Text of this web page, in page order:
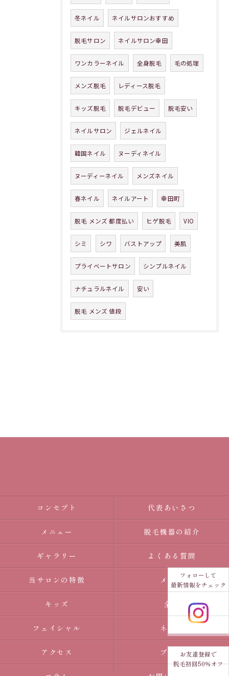
冬ネイル ネイルサロンおすすめ
脱毛サロン ネイルサロン幸田
ワンカラーネイル 全身脱毛 毛の処理
メンズ脱毛 レディース脱毛
キッズ脱毛 脱毛デビュー 脱毛安い
ネイルサロン ジェルネイル
韓国ネイル ヌーディネイル
ヌーディーネイル メンズネイル
春ネイル ネイルアート 幸田町
脱毛 メンズ 都度払い ヒゲ脱毛 VIO
シミ シワ バストアップ 美肌
プライベートサロン シンプルネイル
ナチュラルネイル 安い
脱毛 メンズ 値段
フォローして
最新情報をチェック
お友達登録で
脱毛初回50％オフ
コンセプト 代表あいさつ
メニュー 脱毛機器の紹介
ギャラリー よくある質問
当サロンの特徴 メンズ
キッズ 全身
フェイシャル ネイル
アクセス ブログ